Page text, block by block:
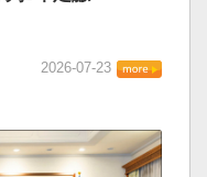
2026-07-23